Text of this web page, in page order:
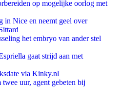
op mogelijke oorlog met
in Nice en neemt geel over
het embryo van ander stel
gaat strijd aan met
via Kinky.nl
uur, agent gebeten bij